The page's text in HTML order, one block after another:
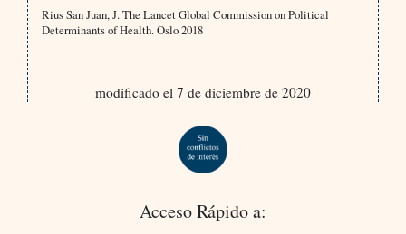
Rius San Juan, J. The Lancet Global Commission on Political
Determinants of Health. Oslo 2018
modificado el 7 de diciembre de 2020
Acceso Rápido a: